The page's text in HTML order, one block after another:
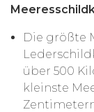
Die größte
über 500
kleinste